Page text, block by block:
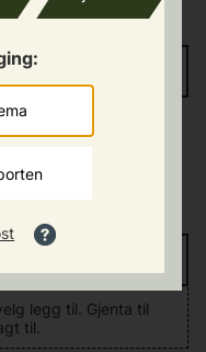
legg til. Gjenta til
til.